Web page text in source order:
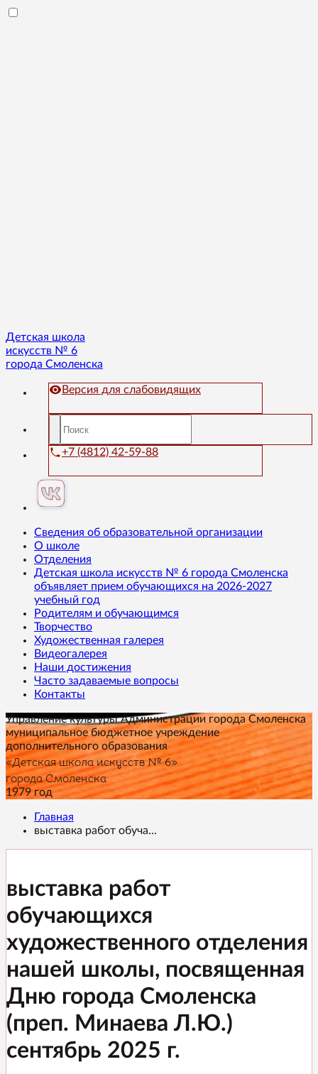
Детская школа
искусств № 6
города Смоленска
Версия для слабовидящих
+7 (4812) 42-59-88
Сведения об образовательной организации
О школе
Отделения
Детская школа искусств № 6 города Смоленска
объявляет прием обучающихся на 2026-2027
учебный год
Родителям и обучающимся
Творчество
Художественная галерея
Видеогалерея
Наши достижения
Часто задаваемые вопросы
Контакты
Управление культуры Администрации города Смоленска
муниципальное бюджетное учреждение
дополнительного образования
«Детская школа искусств № 6»
города Смоленска
1979 год
Главная
выставка работ обуча...
выставка работ
обучающихся
художественного отделения
нашей школы, посвященная
Дню города Смоленска
(преп. Минаева Л.Ю.)
сентябрь 2025 г.